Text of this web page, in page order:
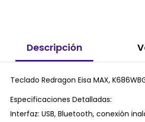
Descripción
Teclado Redragon Eisa MAX,
Especificaciones Detalladas:
Interfaz: USB, Bluetooth, conexión